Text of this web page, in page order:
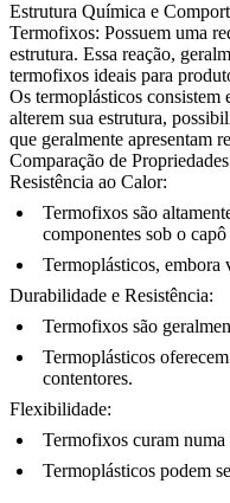
Estrutura Química e
Termofixos: Possuem uma
estrutura. Essa reação,
termofixos ideais para
Os termoplásticos
alterem sua estrutura,
que geralmente apresentam
Comparação de
Resistência ao Calor:
Termofixos são
componentes sob o
Termoplásticos, embora
Durabilidade e Resistência:
Termofixos são
Termoplásticos
contentores.
Flexibilidade:
Termofixos curam
Termoplásticos podem